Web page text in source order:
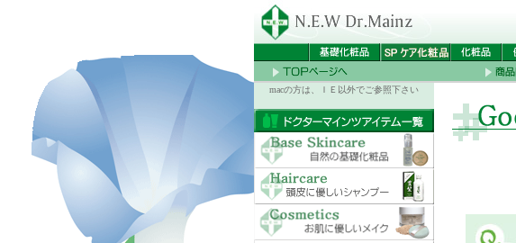
macの方は、ＩＥ以外でご参照下さい